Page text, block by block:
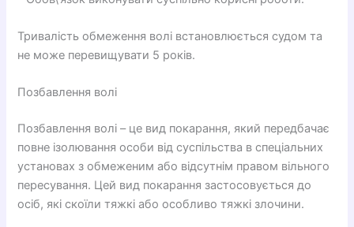
Тривалість обмеження волі встановлюється судом та
не може перевищувати 5 років.
Позбавлення волі
Позбавлення волі – це вид покарання, який передбачає
повне ізолювання особи від суспільства в спеціальних
установах з обмеженим або відсутнім правом вільного
пересування. Цей вид покарання застосовується до
осіб, які скоїли тяжкі або особливо тяжкі злочини.